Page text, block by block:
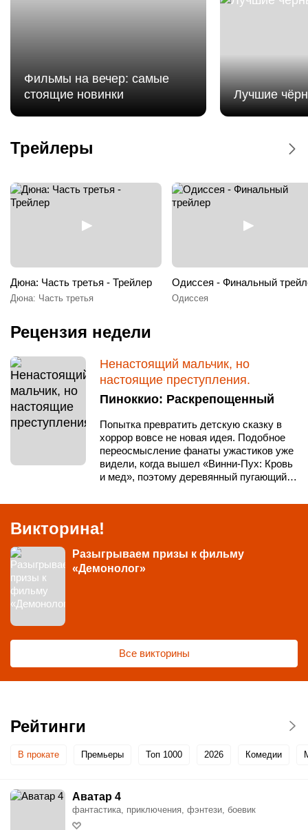
Фильмы на вечер: самые
стоящие новинки
Лучшие
Трейлеры
Мстители: Доктор Дум - Дублированный
Мстители: Доктор Дум
Дюна: Часть третья - Трейлер
Дюна: Часть третья
Одиссея - Финальный
Одиссея
Рецензия недели
Ненастоящий мальчик, но
настоящие преступления.
Пиноккио: Раскрепощенный
Попытка превратить детскую сказку в
хоррор вовсе не новая идея. Подобное
переосмысление фанаты ужастиков уже
видели, когда вышел «Винни-Пух: Кровь
и мед», поэтому деревянный пугающий…
Викторина!
Разыгрываем призы к фильму
«Демонолог»
Все викторины
Рейтинги
В прокате Премьеры Топ 1000 2026 Комедии
Аватар 4
фантастика, приключения, фэнтези, боевик